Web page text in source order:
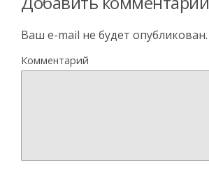
Ваш e-mail не будет опубликован.
Комментарий